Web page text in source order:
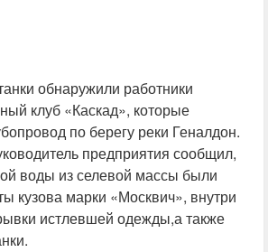
обнаружили работники
клуб «Каскад», которые
по берегу реки Геналдон.
предприятия сообщил,
воды из селевой массы были
кузова марки «Москвич», внутри
истлевшей одежды,а также